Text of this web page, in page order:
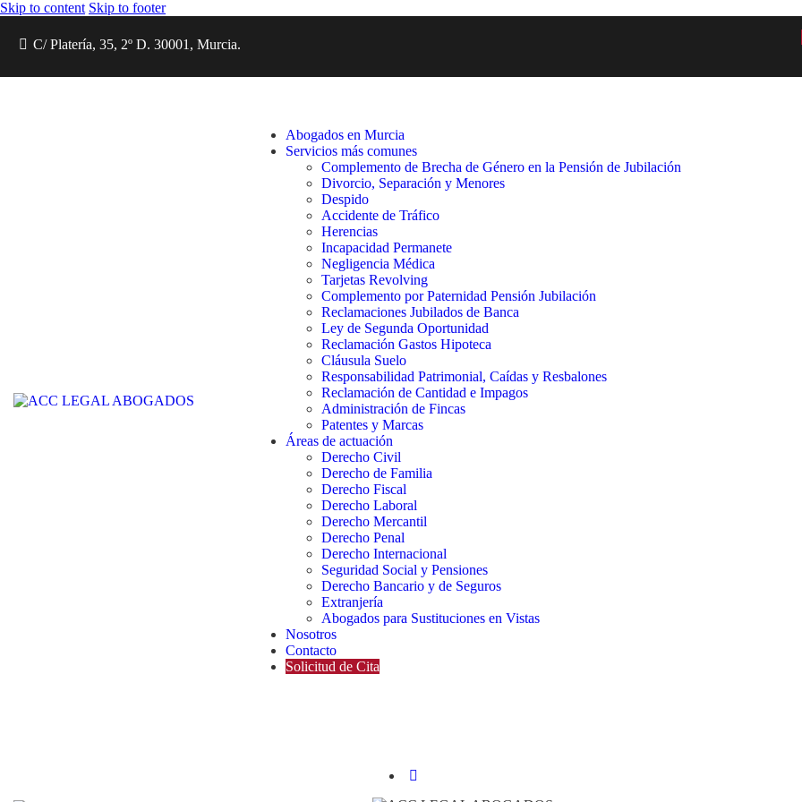
Skip to content Skip to footer
C/ Platería, 35, 2º D. 30001, Murcia.
Abogados en Murcia
Servicios más comunes
Complemento de Brecha de Género en la Pensión de Jubilación
Divorcio, Separación y Menores
Despido
Accidente de Tráfico
Herencias
Incapacidad Permanete
Negligencia Médica
Tarjetas Revolving
Complemento por Paternidad Pensión Jubilación
Reclamaciones Jubilados de Banca
Ley de Segunda Oportunidad
Reclamación Gastos Hipoteca
Cláusula Suelo
Responsabilidad Patrimonial, Caídas y Resbalones
Reclamación de Cantidad e Impagos
Administración de Fincas
Patentes y Marcas
Áreas de actuación
Derecho Civil
Derecho de Familia
Derecho Fiscal
Derecho Laboral
Derecho Mercantil
Derecho Penal
Derecho Internacional
Seguridad Social y Pensiones
Derecho Bancario y de Seguros
Extranjería
Abogados para Sustituciones en Vistas
Nosotros
Contacto
Solicitud de Cita